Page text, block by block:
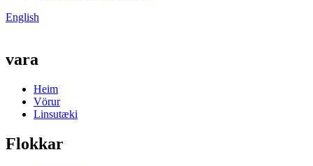
English
vara
Heim
Vörur
Linsutæki
Flokkar